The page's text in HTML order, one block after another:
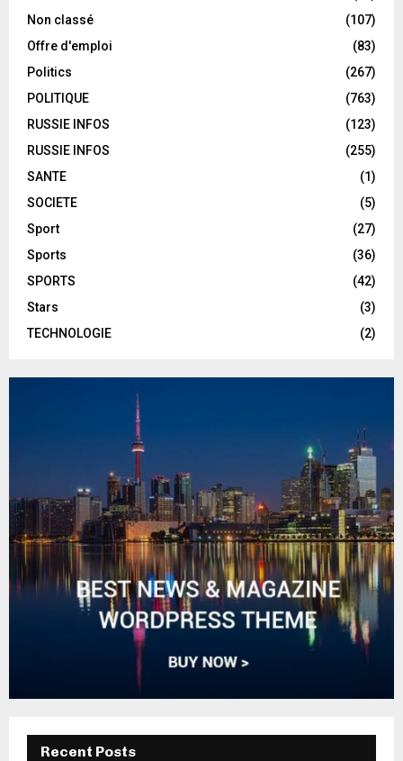
Non classé
(107)
Offre d'emploi
(83)
Politics
(267)
POLITIQUE
(763)
RUSSIE INFOS
(123)
RUSSIE INFOS
(255)
SANTE
(1)
SOCIETE
(5)
Sport
(27)
Sports
(36)
SPORTS
(42)
Stars
(3)
TECHNOLOGIE
(2)
Recent Posts